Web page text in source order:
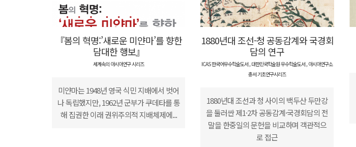
『봄의 혁명:’새로운 미얀마’를 향한
담대한 행보』
세계속의 아시아연구 시리즈
미얀마는 1948년 영국 식민 지배에서 벗어
나 독립했지만, 1962년 군부가 쿠데타를 통
해 집권한 이래 권위주의적 지배체제에...
1880년대 조선-청 공동감계와 국경회
담의 연구
ICAS 한국어우수학술도서, 대한민국학술원 우수학술도서, 아시아연구소
총서 기초연구시리즈
1880년대 조선과 청 사이의 백두산 두만강
을 둘러싼 제1·2차 공동감계·국경회담의 전
말을 한중일의 문헌을 비교하며 객관적으
로 접근